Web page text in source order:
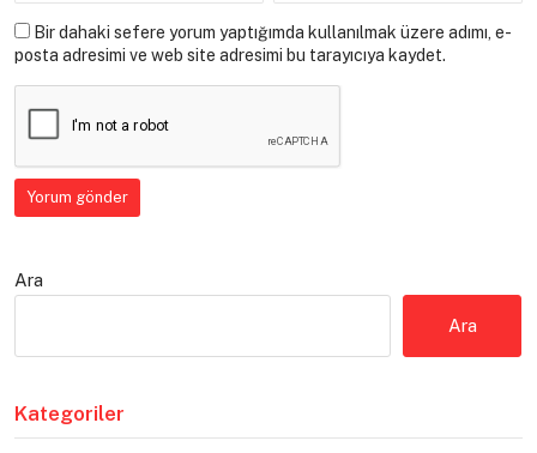
Bir dahaki sefere yorum yaptığımda kullanılmak üzere adımı, e-
posta adresimi ve web site adresimi bu tarayıcıya kaydet.
Ara
Ara
Kategoriler